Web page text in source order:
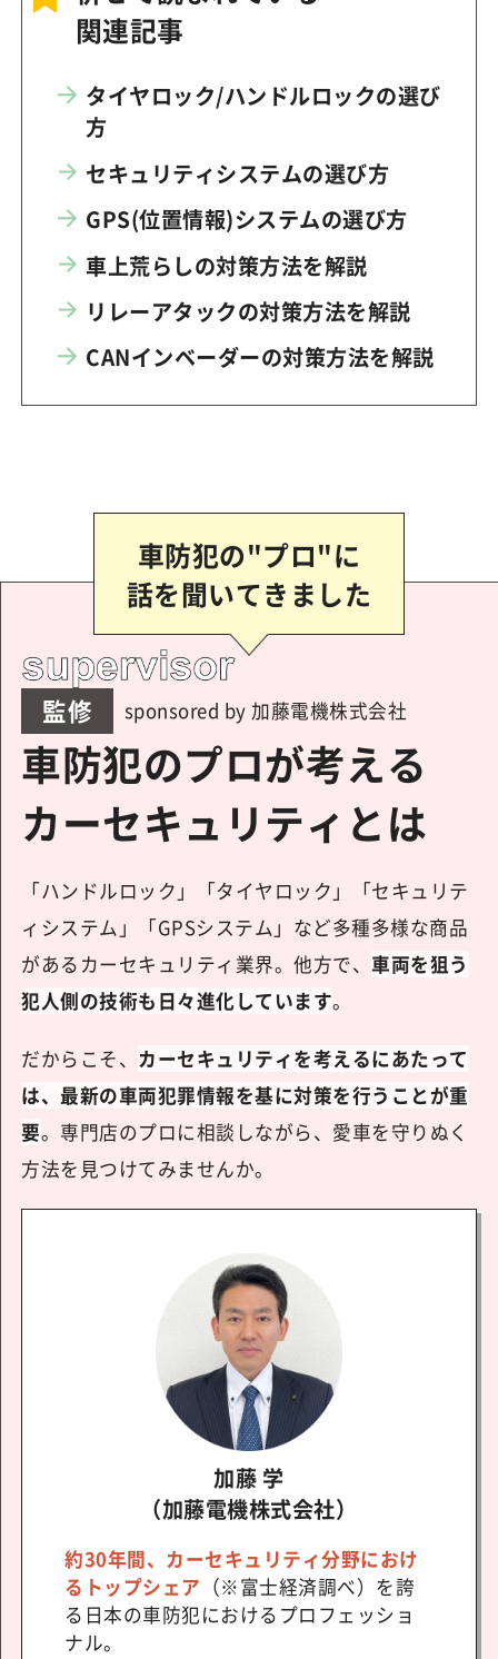
関連記事
タイヤロック/ハンドルロックの選び
方
セキュリティシステムの選び方
GPS(位置情報)システムの選び方
車上荒らしの対策方法を解説
リレーアタックの対策方法を解説
CANインベーダーの対策方法を解説
車防犯の"プロ"に
話を聞いてきました
監修 sponsored by 加藤電機株式会社
車防犯のプロが考える
カーセキュリティとは
「ハンドルロック」「タイヤロック」「セキュリテ
ィシステム」「GPSシステム」など多種多様な商品
があるカーセキュリティ業界。他方で、車両を狙う
犯人側の技術も日々進化しています。
だからこそ、 カーセキュリティを考えるにあたって
は、最新の車両犯罪情報を基に対策を行うことが重
要。専門店のプロに相談しながら、愛車を守りぬく
方法を見つけてみませんか。
加藤 学
（加藤電機株式会社）
約30年間、カーセキュリティ分野におけ
るトップシェア （※富士経済調べ）を誇
る日本の車防犯におけるプロフェッショ
ナル。